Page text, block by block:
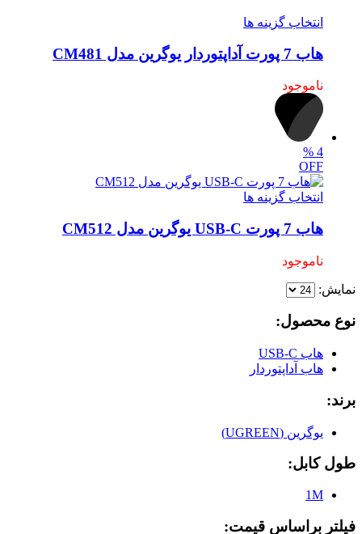
انتخاب گزینه ها
هاب 7 پورت آداپتوردار یوگرین مدل CM481
ناموجود
4
%
OFF
انتخاب گزینه ها
هاب 7 پورت USB-C یوگرین مدل CM512
ناموجود
نمایش:
نوع محصول:
هاب USB-C
هاب آداپتوردار
برند:
یوگرین (UGREEN)
طول کابل:
1M
فیلتر براساس قیمت: